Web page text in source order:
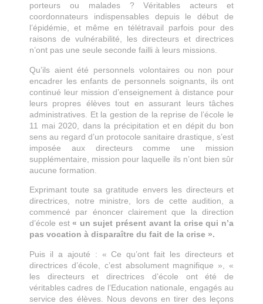
porteurs ou malades ? Véritables acteurs et
coordonnateurs indispensables depuis le début de
l’épidémie, et même en télétravail parfois pour des
raisons de vulnérabilité, les directeurs et directrices
n’ont pas une seule seconde failli à leurs missions.
Qu’ils aient été personnels volontaires ou non pour
encadrer les enfants de personnels soignants, ils ont
continué leur mission d’enseignement à distance pour
leurs propres élèves tout en assurant leurs tâches
administratives. Et la gestion de la reprise de l’école le
11 mai 2020, dans la précipitation et en dépit du bon
sens au regard d’un protocole sanitaire drastique, s’est
imposée aux directeurs comme une mission
supplémentaire, mission pour laquelle ils n’ont bien sûr
aucune formation.
Exprimant toute sa gratitude envers les directeurs et
directrices, notre ministre, lors de cette audition, a
commencé par énoncer clairement que la direction
d’école est« un sujet présent avant la crise qui n’a
pas vocation à disparaître du fait de la crise ».
Puis il a ajouté : « Ce qu’ont fait les directeurs et
directrices d’école, c’est absolument magnifique », «
les directeurs et directrices d’école ont été de
véritables cadres de l’Education nationale, engagés au
service des élèves. Nous devons en tirer des leçons